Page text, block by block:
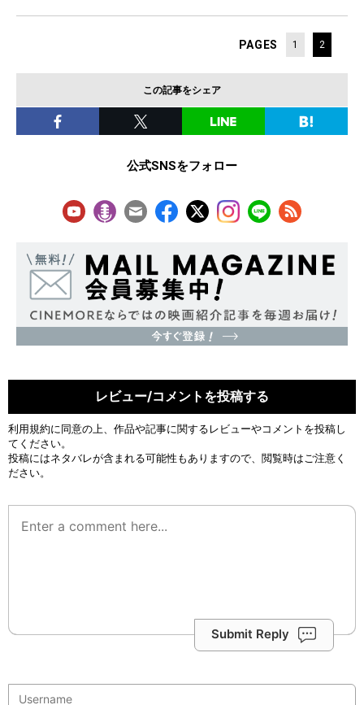
PAGES 1 2
この記事をシェア
公式SNSをフォロー
レビュー/コメントを投稿する
利用規約に同意の上、作品や記事に関するレビューやコメントを投稿し
てください。
投稿にはネタバレが含まれる可能性もありますので、閲覧時はご注意く
ださい。
Submit Reply